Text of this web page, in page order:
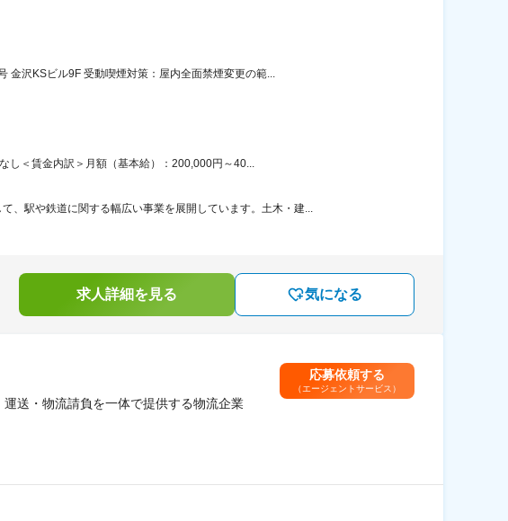
金沢KSビル9F 受動喫煙対策：屋内全面禁煙変更の範...
し＜賃金内訳＞月額（基本給）：200,000円～40...
、駅や鉄道に関する幅広い事業を展開しています。土木・建...
求人詳細を見る 気になる
送・物流請負を一体で提供する物流企業
応募依頼する
（エージェントサービス）